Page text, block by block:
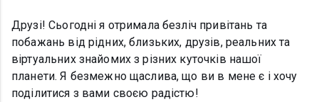
Друзі! Сьогодні я отримала безліч привітань та
побажань від рідних, близьких, друзів, реальних та
віртуальних знайомих з різних куточків нашої
планети. Я безмежно щаслива, що ви в мене є і хочу
поділитися з вами своєю радістю!